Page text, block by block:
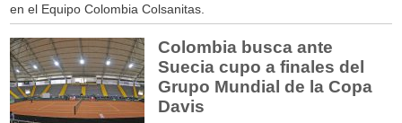
en el Equipo Colombia Colsanitas.
Colombia busca ante
Suecia cupo a finales del
Grupo Mundial de la Copa
Davis